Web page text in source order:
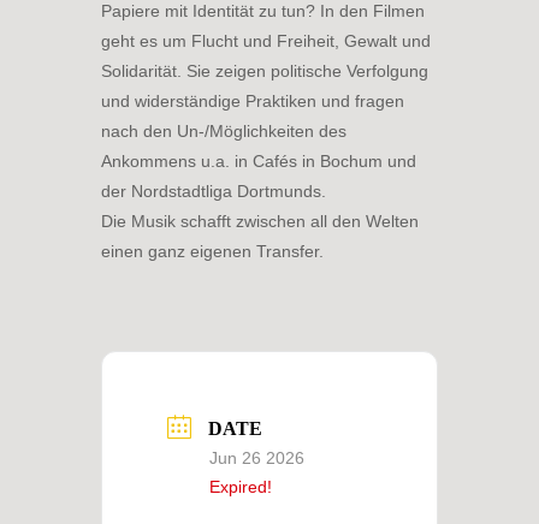
Papiere mit Identität zu tun? In den Filmen
geht es um Flucht und Freiheit, Gewalt und
Solidarität. Sie zeigen politische Verfolgung
und widerständige Praktiken und fragen
nach den Un-/Möglichkeiten des
Ankommens u.a. in Cafés in Bochum und
der Nordstadtliga Dortmunds.
Die Musik schafft zwischen all den Welten
einen ganz eigenen Transfer.
DATE
Jun 26 2026
Expired!